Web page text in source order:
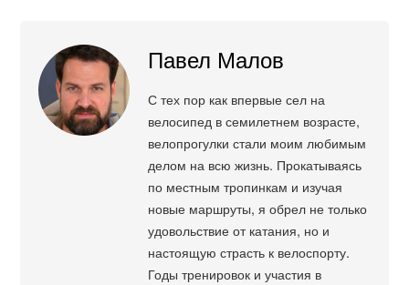
Павел Малов
С тех пор как впервые сел на
велосипед в семилетнем возрасте,
велопрогулки стали моим любимым
делом на всю жизнь. Прокатываясь
по местным тропинкам и изучая
новые маршруты, я обрел не только
удовольствие от катания, но и
настоящую страсть к велоспорту.
Годы тренировок и участия в